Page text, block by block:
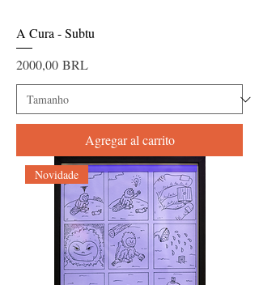
A Cura - Subtu
Precio
2000,00 BRL
Agregar al carrito
Novidade